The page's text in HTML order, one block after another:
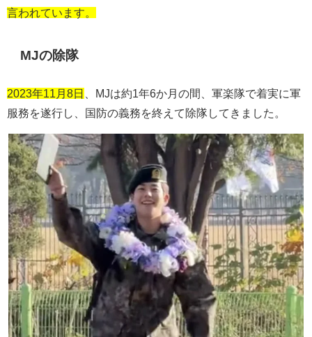
言われています。
MJの除隊
2023年11月8日 、MJは約1年6か月の間、軍楽隊で着実に軍
服務を遂行し、国防の義務を終えて除隊してきました。